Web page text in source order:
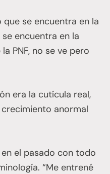
que se encuentra en la
encuentra en la
PNF, no se ve pero
era la cutícula real,
anormal
el pasado con todo
“Me entrené